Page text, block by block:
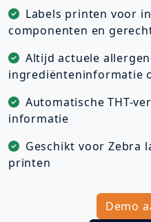
Labels printen voor
componenten en
Altijd actuele
ingrediënteninformatie
Automatische THT-
informatie
Geschikt voor Zebra
printen
Demo